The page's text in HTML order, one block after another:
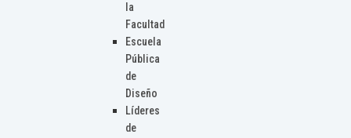
la
Facultad
Escuela
Pública
de
Diseño
Líderes
de